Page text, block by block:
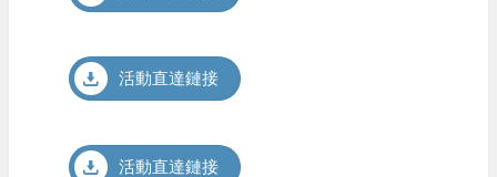
活動直達鏈接
活動直達鏈接